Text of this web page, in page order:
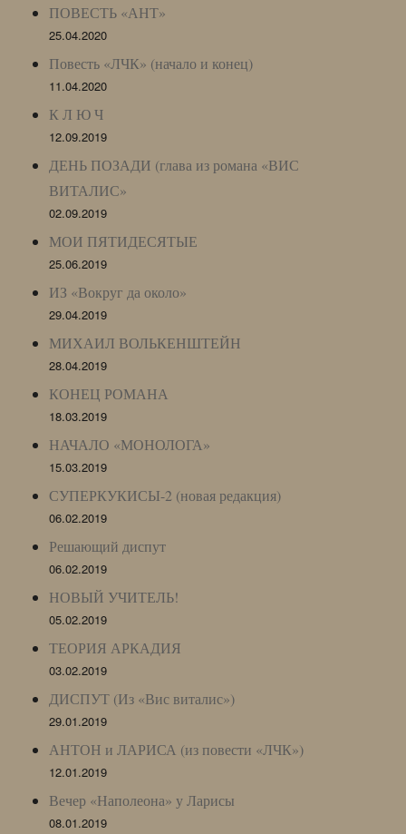
ПОВЕСТЬ «АНТ»
25.04.2020
Повесть «ЛЧК» (начало и конец)
11.04.2020
К Л Ю Ч
12.09.2019
ДЕНЬ ПОЗАДИ (глава из романа «ВИС
ВИТАЛИС»
02.09.2019
МОИ ПЯТИДЕСЯТЫЕ
25.06.2019
ИЗ «Вокруг да около»
29.04.2019
МИХАИЛ ВОЛЬКЕНШТЕЙН
28.04.2019
КОНЕЦ РОМАНА
18.03.2019
НАЧАЛО «МОНОЛОГА»
15.03.2019
СУПЕРКУКИСЫ-2 (новая редакция)
06.02.2019
Решающий диспут
06.02.2019
НОВЫЙ УЧИТЕЛЬ!
05.02.2019
ТЕОРИЯ АРКАДИЯ
03.02.2019
ДИСПУТ (Из «Вис виталис»)
29.01.2019
АНТОН и ЛАРИСА (из повести «ЛЧК»)
12.01.2019
Вечер «Наполеона» у Ларисы
08.01.2019